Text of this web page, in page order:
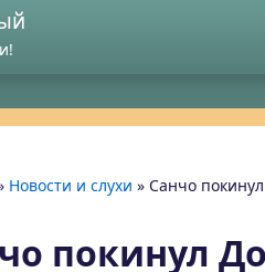
Новости и слухи » Санчо
покинул